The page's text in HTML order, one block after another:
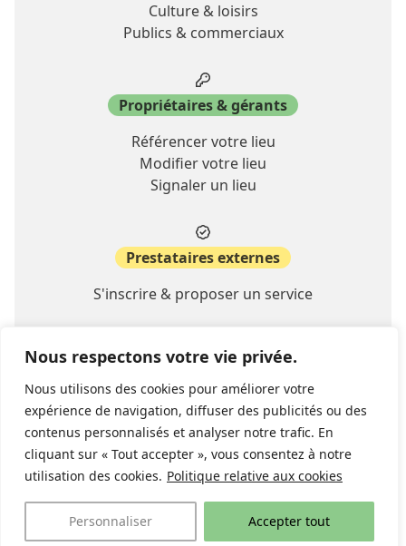
Nous respectons votre vie privée.
Nous utilisons des cookies pour améliorer votre
expérience de navigation, diffuser des publicités ou des
contenus personnalisés et analyser notre trafic. En
cliquant sur « Tout accepter », vous consentez à notre
utilisation des cookies. Politique relative aux cookies
Personnaliser Accepter tout
Culture & loisirs
Publics & commerciaux
Propriétaires & gérants
Référencer votre lieu
Modifier votre lieu
Signaler un lieu
Prestataires externes
S'inscrire & proposer un service
A propos
Contact
FAQ
© 2026 lieu-ideal.chPolitique de confidentialité
website: stimul.ch